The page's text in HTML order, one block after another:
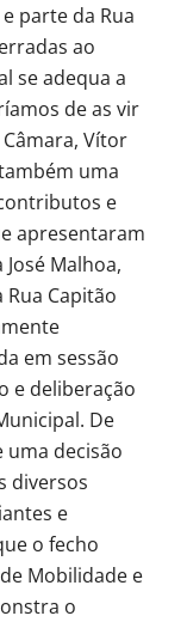
parte da Rua
ao
se adequa a
de as vir
Vítor
uma
e
apresentaram
Malhoa,
Capitão
em sessão
e deliberação
De
decisão
diversos
e
o fecho
Mobilidade e
o